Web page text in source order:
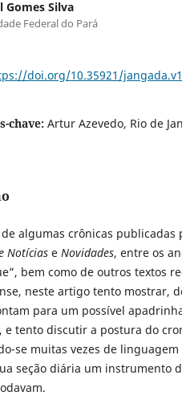
Gomes Silva
Federal do Pará
doi.org/10.35921/
chave: Artur Azevedo, Rio de
algumas crônicas publicadas
Notícias e Novidades, entre os
bem como de outros textos
neste artigo tento mostrar,
para um possível
e tento discutir a postura do
se muitas vezes de
seção diária um instrumento